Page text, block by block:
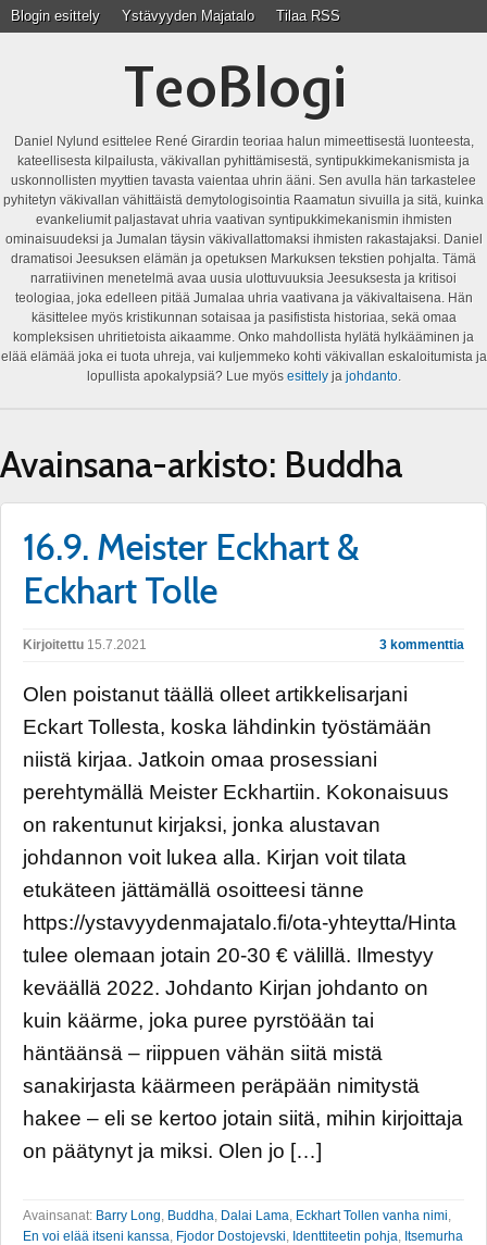
Blogin esittely Ystävyyden Majatalo Tilaa RSS
TeoBlogi
Daniel Nylund esittelee René Girardin teoriaa halun mimeettisestä luonteesta,
kateellisesta kilpailusta, väkivallan pyhittämisestä, syntipukkimekanismista ja
uskonnollisten myyttien tavasta vaientaa uhrin ääni. Sen avulla hän tarkastelee
pyhitetyn väkivallan vähittäistä demytologisointia Raamatun sivuilla ja sitä, kuinka
evankeliumit paljastavat uhria vaativan syntipukkimekanismin ihmisten
ominaisuudeksi ja Jumalan täysin väkivallattomaksi ihmisten rakastajaksi. Daniel
dramatisoi Jeesuksen elämän ja opetuksen Markuksen tekstien pohjalta. Tämä
narratiivinen menetelmä avaa uusia ulottuvuuksia Jeesuksesta ja kritisoi
teologiaa, joka edelleen pitää Jumalaa uhria vaativana ja väkivaltaisena. Hän
käsittelee myös kristikunnan sotaisaa ja pasifistista historiaa, sekä omaa
kompleksisen uhritietoista aikaamme. Onko mahdollista hylätä hylkääminen ja
elää elämää joka ei tuota uhreja, vai kuljemmeko kohti väkivallan eskaloitumista ja
lopullista apokalypsiä? Lue myös esittelyja johdanto.
Avainsana-arkisto: Buddha
16.9. Meister Eckhart &
Eckhart Tolle
Kirjoitettu 15.7.2021 3 kommenttia
Olen poistanut täällä olleet artikkelisarjani
Eckart Tollesta, koska lähdinkin työstämään
niistä kirjaa. Jatkoin omaa prosessiani
perehtymällä Meister Eckhartiin. Kokonaisuus
on rakentunut kirjaksi, jonka alustavan
johdannon voit lukea alla. Kirjan voit tilata
etukäteen jättämällä osoitteesi tänne
https://ystavyydenmajatalo.fi/ota-yhteytta/Hinta
tulee olemaan jotain 20-30 € välillä. Ilmestyy
keväällä 2022. ­­Johdanto Kirjan johdanto on
kuin käärme, joka puree pyrstöään tai
häntäänsä – riippuen vähän siitä mistä
sanakirjasta käärmeen peräpään nimitystä
hakee – eli se kertoo jotain siitä, mihin kirjoittaja
on päätynyt ja miksi. Olen jo […]
Avainsanat: Barry Long Buddha Dalai Lama Eckhart Tollen vanha nimi
En voi elää itseni kanssa Fjodor Dostojevski Identtiteetin pohja Itsemurha